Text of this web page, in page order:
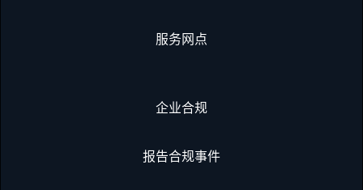
服务网点
企业合规
报告合规事件